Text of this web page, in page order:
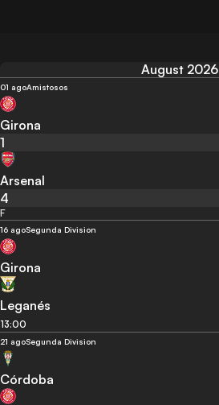
August 2026
01 agoAmistosos
Girona
1
Arsenal
4
F
16 agoSegunda Division
Girona
Leganés
13:00
21 agoSegunda Division
Córdoba